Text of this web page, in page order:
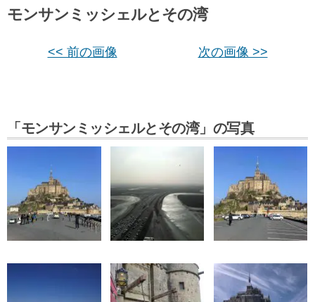
モンサンミッシェルとその湾
<< 前の画像 次の画像 >>
「モンサンミッシェルとその湾」の写真